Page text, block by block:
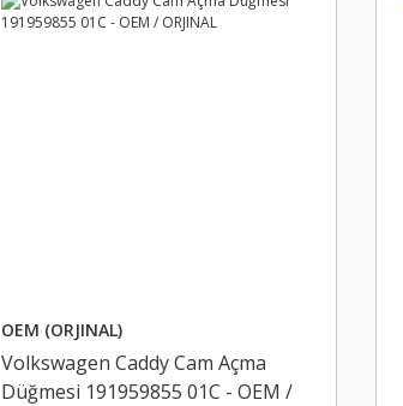
OEM (ORJINAL)
Volkswagen Caddy Cam Açma
Düğmesi 191959855 01C - OEM /